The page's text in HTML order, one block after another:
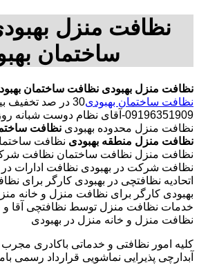
نظافت منزل
ساختمان
نظافت منزل بهبودی نظافت ساختمان
نظافت ساختمان بهبودی
30 در صد تخفیف
09196351909-آقای نظام دوست
نظافت منزل محدوده بهبودی نظافت
نظافت منزل منطقه بهبودی نظافت
نظافت منزل نظافت ساختمان نظافت
نظافت شرکت در بهبودی نظافت ادارات در
اتحادیه نظافتچی در بهبودی کارگر برای
بهبودی کارگر برای نظافت منزل و خانه
خدمات نظافت منزل توسط نظافتچی آقا و
نظافت منزل و خانه منزل در بهبودی
کلیه امور نظافتی و خدماتی باکادری مجرب
آبدارچی پذیرایی نماشویی قرارداد رسمی